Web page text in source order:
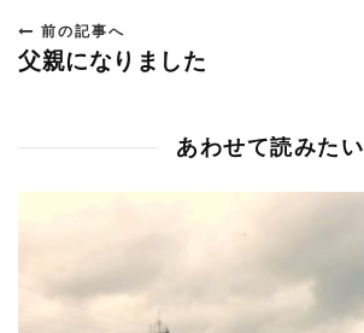
前の記事へ
父親になりました
あわせて読みたい